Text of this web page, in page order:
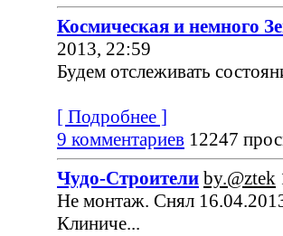
Космическая и немного
2013, 22:59
Будем отслеживать
[ Подробнее ]
9 комментариев 12247
Чудо-Строители by.@ztek
Не монтаж. Снял
Клиниче...